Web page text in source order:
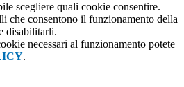
scegliere quali cookie consentire.
che consentono il funzionamento della
disabilitarli.
necessari al funzionamento potete
.